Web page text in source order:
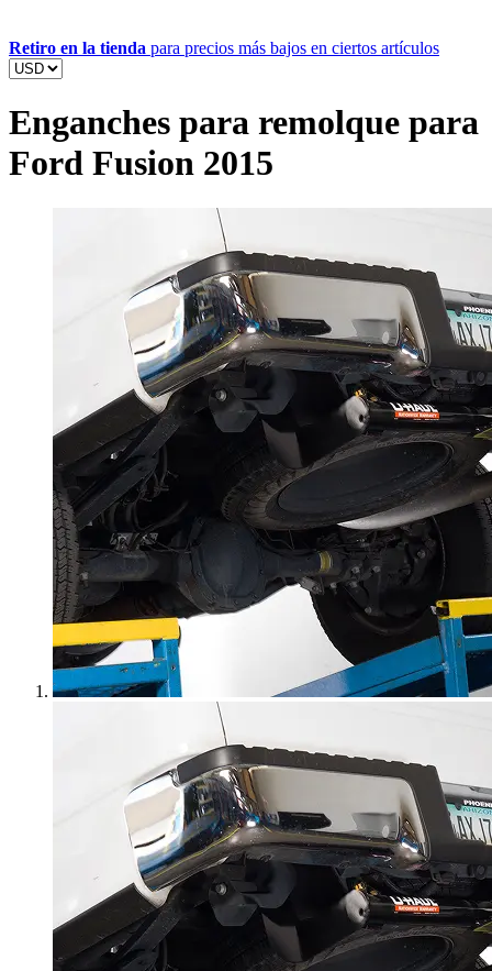
Retiro en la tienda para precios más bajos en ciertos artículos
Enganches para remolque para
Ford Fusion 2015